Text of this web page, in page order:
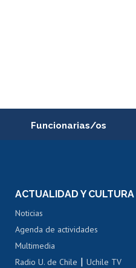
Funcionarias/os
Portal de movilidad interna
Certificado de renta
Certificado de renta
ACTUALIDAD Y CULTURA
Noticias
Agenda de actividades
Multimedia
Radio U. de Chile |Uchile TV